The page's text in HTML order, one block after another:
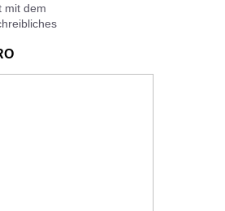
mit dem